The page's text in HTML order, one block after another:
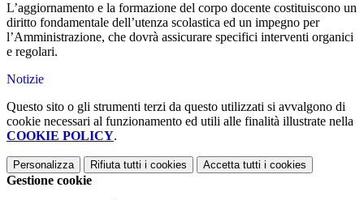
L’aggiornamento e la formazione del corpo docente costituiscono un
diritto fondamentale dell’utenza scolastica ed un impegno per
l’Amministrazione, che dovrà assicurare specifici interventi organici
e regolari.
Notizie
Questo sito o gli strumenti terzi da questo utilizzati si avvalgono di
cookie necessari al funzionamento ed utili alle finalità illustrate nella
COOKIE POLICY.
Personalizza Rifiuta tutti i cookies Accetta tutti i cookies
Gestione cookie